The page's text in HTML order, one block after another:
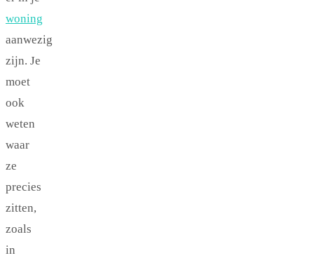
woning
aanwezig
zijn. Je
moet
ook
weten
waar
ze
precies
zitten,
zoals
in